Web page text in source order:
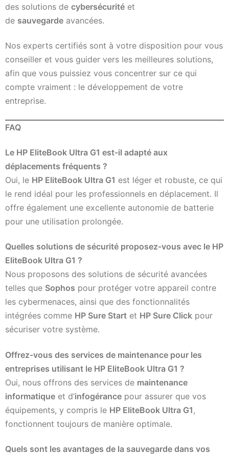
des solutions de cybersécurité et
de sauvegarde avancées.
Nos experts certifiés sont à votre disposition pour vous
conseiller et vous guider vers les meilleures solutions,
afin que vous puissiez vous concentrer sur ce qui
compte vraiment : le développement de votre
entreprise.
FAQ
Le HP EliteBook Ultra G1 est-il adapté aux
déplacements fréquents ?
Oui, le HP EliteBook Ultra G1 est léger et robuste, ce qui
le rend idéal pour les professionnels en déplacement. Il
offre également une excellente autonomie de batterie
pour une utilisation prolongée.
Quelles solutions de sécurité proposez-vous avec le HP
EliteBook Ultra G1 ?
Nous proposons des solutions de sécurité avancées
telles que Sophos pour protéger votre appareil contre
les cybermenaces, ainsi que des fonctionnalités
intégrées comme HP Sure Start et HP Sure Click pour
sécuriser votre système.
Offrez-vous des services de maintenance pour les
entreprises utilisant le HP EliteBook Ultra G1 ?
Oui, nous offrons des services de maintenance
informatique et d’infogérance pour assurer que vos
équipements, y compris le HP EliteBook Ultra G1 ,
fonctionnent toujours de manière optimale.
Quels sont les avantages de la sauvegarde dans vos